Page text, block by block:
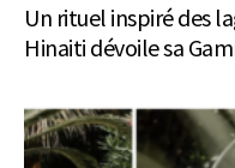
Un rituel inspiré des
Hinaiti dévoile sa